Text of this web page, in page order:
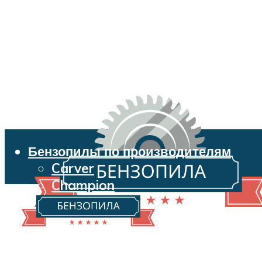
Бензопилы по производителям
Carver
Champion
Echo
Husqvarna